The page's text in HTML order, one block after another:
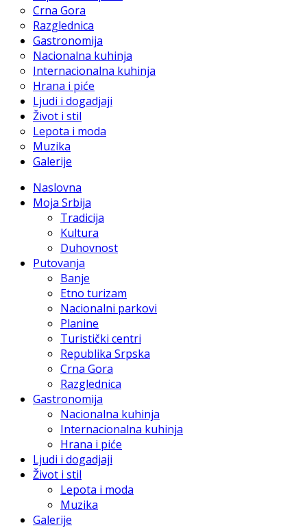
Crna Gora
Razglednica
Gastronomija
Nacionalna kuhinja
Internacionalna kuhinja
Hrana i piće
Ljudi i dogadjaji
Život i stil
Lepota i moda
Muzika
Galerije
Naslovna
Moja Srbija
Tradicija
Kultura
Duhovnost
Putovanja
Banje
Etno turizam
Nacionalni parkovi
Planine
Turistički centri
Republika Srpska
Crna Gora
Razglednica
Gastronomija
Nacionalna kuhinja
Internacionalna kuhinja
Hrana i piće
Ljudi i dogadjaji
Život i stil
Lepota i moda
Muzika
Galerije